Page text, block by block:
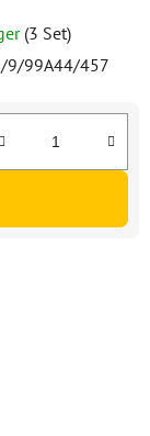
(3 Set)
9/99A44/457